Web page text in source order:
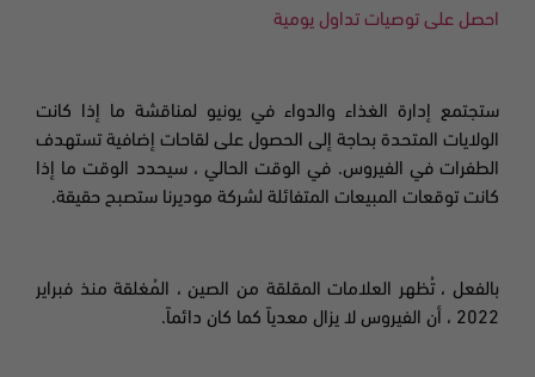
احصل على توصيات تداول يومية
ستجتمع إدارة الغذاء والدواء في يونيو لمناقشة ما إذا كانت
الولايات المتحدة بحاجة إلى الحصول على لقاحات إضافية تستهدف
الطفرات في الفيروس. في الوقت الحالي ، سيحدد الوقت ما إذا
كانت توقعات المبيعات المتفائلة لشركة موديرنا ستصبح حقيقة.
بالفعل ، تُظهر العلامات المقلقة من الصين ، المُغلقة منذ فبراير
2022 ، أن الفيروس لا يزال معدياً كما كان دائماً
.